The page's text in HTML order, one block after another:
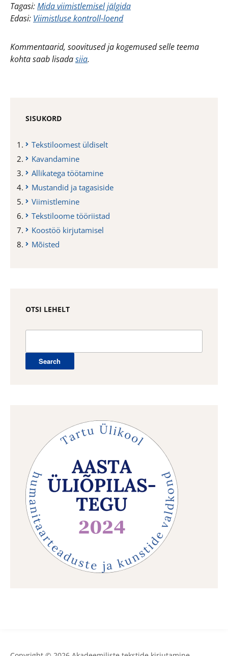
Tagasi:Mida viimistlemisel jälgida
Edasi: Viimistluse kontroll-loend
Kommentaarid, soovitused ja kogemused selle teema
kohta saab lisadasiia.
SISUKORD
Tekstiloomest üldiselt
Kavandamine
Allikatega töötamine
Mustandid ja tagasiside
Viimistlemine
Tekstiloome tööriistad
Koostöö kirjutamisel
Mõisted
OTSI LEHELT